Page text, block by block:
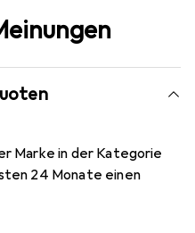
Marke in der Kategorie
24 Monate einen